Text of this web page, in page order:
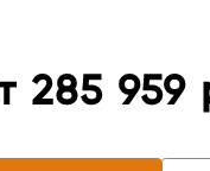
285 959